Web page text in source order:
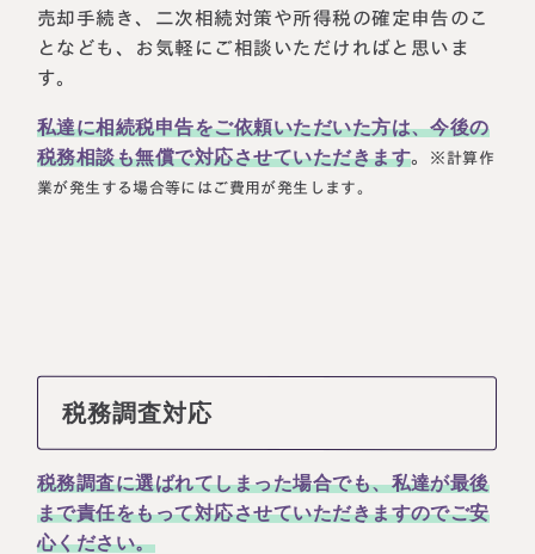
売却手続き、二次相続対策や所得税の確定申告のこ
となども、お気軽にご相談いただければと思いま
す。
私達に相続税申告をご依頼いただいた方は、今後の
税務相談も無償で対応させていただきます。 ※計算作
業が発生する場合等にはご費用が発生します。
税務調査対応
税務調査に選ばれてしまった場合でも、私達が最後
まで責任をもって対応させていただきますのでご安
心ください。